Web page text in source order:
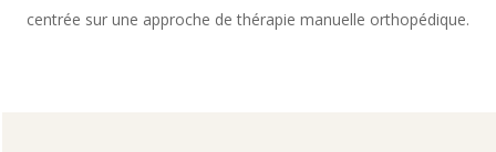
centrée sur une approche de thérapie manuelle orthopédique.